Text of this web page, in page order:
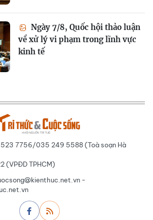
Ngày 7/8, Quốc hội thảo luận
về xử lý vi phạm trong lĩnh vực
kinh tế
7756/035 249 5588 (Toà soạn Hà
(VPĐD TPHCM)
-